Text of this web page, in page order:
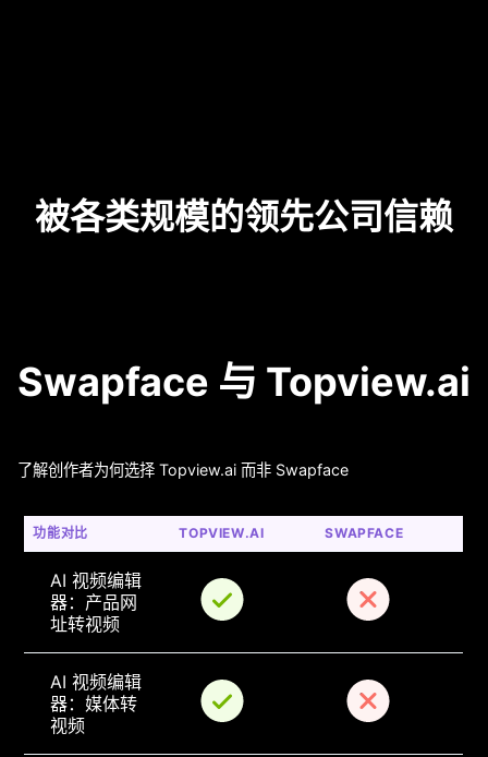
被各类规模的领先公司信赖
Swapface 与 Topview.ai
了解创作者为何选择 Topview.ai 而非 Swapface
功能对比 TOPVIEW.AI SWAPFACE
AI 视频编辑
器：产品网
址转视频
AI 视频编辑
器：媒体转
视频